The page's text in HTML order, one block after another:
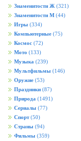
Знаменитости Ж (321)
Знаменитости М (44)
Игры (334)
Компьютерные (75)
Космос (72)
Мото (133)
Музыка (239)
Мультфильмы (146)
Оружие (53)
Праздники (87)
Природа (1491)
Сериалы (77)
Спорт (50)
Страны (94)
Фильмы (359)